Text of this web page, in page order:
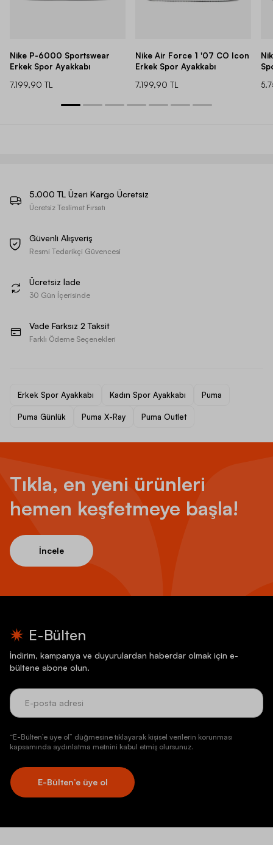
Nike P-6000 Sportswear
Erkek Spor Ayakkabı
7.199,90 TL
Nike Air Force 1 '07 CO Icon
Erkek Spor Ayakkabı
7.199,90 TL
5.000 TL Üzeri Kargo Ücretsiz
Ücretsiz Teslimat Fırsatı
Güvenli Alışveriş
Resmi Tedarikçi Güvencesi
Ücretsiz İade
30 Gün İçerisinde
Vade Farksız 2 Taksit
Farklı Ödeme Seçenekleri
Erkek Spor Ayakkabı Kadın Spor Ayakkabı Puma
Puma Günlük Puma X-Ray Puma Outlet
Tıkla, en yeni ürünleri
hemen keşfetmeye başla!
İncele
E-Bülten
İndirim, kampanya ve duyurulardan haberdar olmak için e-
bültene abone olun.
“E-Bülten’e üye ol” düğmesine tıklayarak kişisel verilerin korunması
kapsamında aydınlatma metnini kabul etmiş olursunuz.
E-Bülten’e üye ol